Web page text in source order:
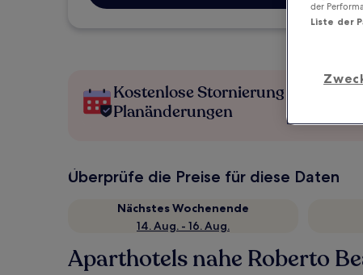
Kostenlose Stornierung bei
Planänderungen
Überprüfe die Preise für diese Daten
Nächstes Wochenende
14. Aug. - 16. Aug.
Aparthotels nahe Roberto
der
Liste der